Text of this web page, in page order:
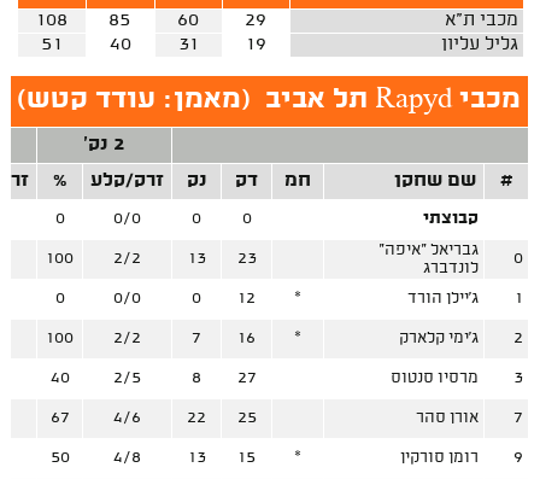
מכבי ת"א 29
60
85
108
גליל עליון
19
31
40
51
מכבי Rapyd תל אביב (מאמן: עודד קטש)
2 נק'
#
שם שחקן חמ דק נק זרק/קלע %
קבוצתי 0
0
0/0
0
0
גבריאל "איפה"
לונדברג
23
13
2/2
100
1 ג'יילן הורד *
12
0
0/0
0
2 ג'ימי קלארק *
16
7
2/2
100
3 מרסיו סנטוס 27
8
2/5
40
7 אורן סהר 25
22
4/6
67
9 רומן סורקין *
15
13
4/8
50